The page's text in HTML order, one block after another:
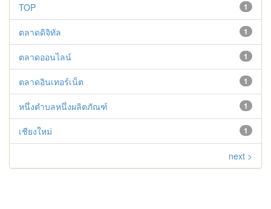
1
TOP
1
ตลาดดิจิทัล
1
ตลาดออนไลน์
1
ตลาดอินเทอร์เน็ต
1
หนึ่งตำบลหนึ่งผลิตภัณฑ์
1
เชียงใหม่
next >